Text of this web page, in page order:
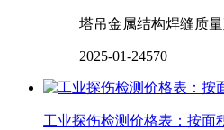
塔吊金属结构焊缝质量
2025-01-24570
工业探伤检测价格表：按面